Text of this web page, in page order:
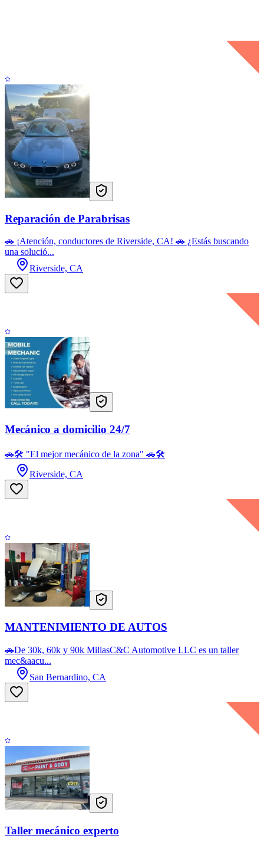
Reparación de Parabrisas
🚗 ¡Atención, conductores de Riverside, CA! 🚗 ¿Estás buscando
una solució...
Riverside, CA
Mecánico a domicilio 24/7
🚗🛠️ "El mejor mecánico de la zona" 🚗🛠️
Riverside, CA
MANTENIMIENTO DE AUTOS
🚗De 30k, 60k y 90k MillasC&C Automotive LLC es un taller
mec&aacu...
San Bernardino, CA
Taller mecánico experto